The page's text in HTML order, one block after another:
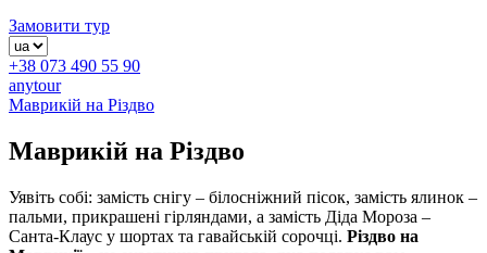
Замовити тур
+38 073 490 55 90
anytour
Маврикій на Різдво
Маврикій на Різдво
Уявіть собі: замість снігу – білосніжний пісок, замість ялинок –
пальми, прикрашені гірляндами, а замість Діда Мороза –
Санта-Клаус у шортах та гавайській сорочці. Різдво на